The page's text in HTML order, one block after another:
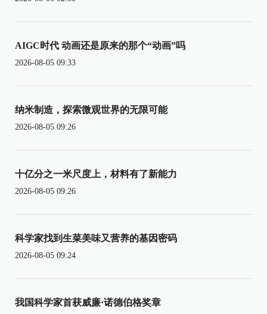
AIGC时代 动画还是原来的那个“动画”吗
2026-08-05 09:33
纳米制造，探索微观世界的无限可能
2026-08-05 09:26
十亿分之一米尺度上，材料有了新能力
2026-08-05 09:26
科学家找到生菜美味又营养的基因密码
2026-08-05 09:24
我国科学家首获威廉·诺德伯格奖章